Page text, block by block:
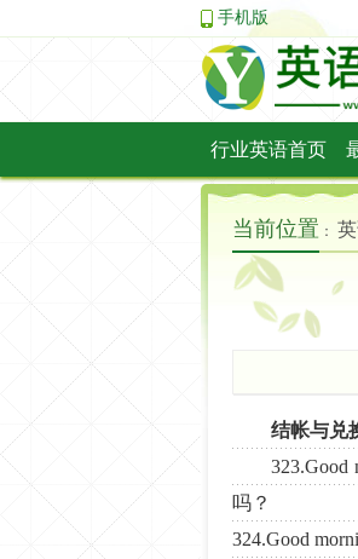
手机版
行业英语首页
法律英语
当前位置 ：
结帐与兑
吗？
324.Good